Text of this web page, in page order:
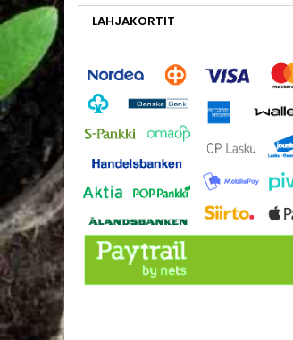
LAHJAKORTIT